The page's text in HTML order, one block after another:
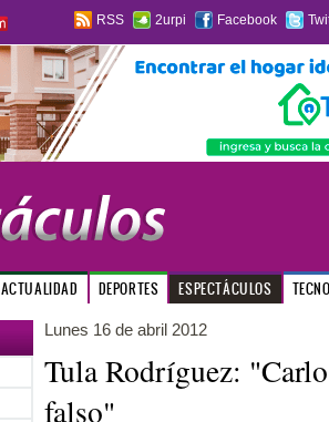
RSS 2urpi Facebook
ACTUALIDAD DEPORTES ESPECTÁCULOS
Lunes 16 de abril 2012
Tula Rodríguez:
falso"